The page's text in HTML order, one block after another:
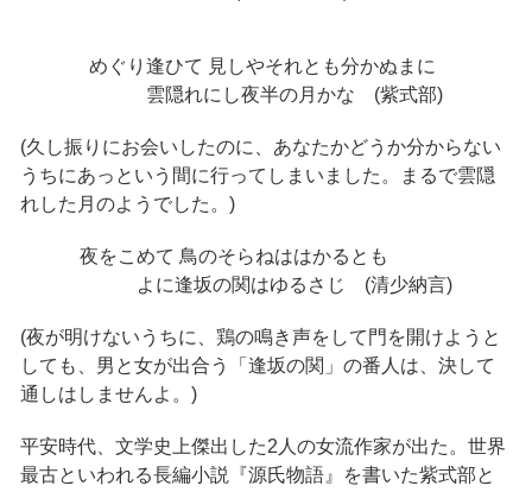
めぐり逢ひて 見しやそれとも分かぬまに
雲隠れにし夜半の月かな (紫式部)
(久し振りにお会いしたのに、あなたかどうか分からない
うちにあっという間に行ってしまいました。まるで雲隠
れした月のようでした。)
夜をこめて 鳥のそらねははかるとも
よに逢坂の関はゆるさじ (清少納言)
(夜が明けないうちに、鶏の鳴き声をして門を開けようと
しても、男と女が出合う「逢坂の関」の番人は、決して
通しはしませんよ。)
平安時代、文学史上傑出した2人の女流作家が出た。世界
最古といわれる長編小説『源氏物語』を書いた紫式部と